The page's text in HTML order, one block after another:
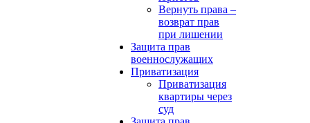
Вернуть права –
возврат прав
при лишении
Защита прав
военнослужащих
Приватизация
Приватизация
квартиры через
суд